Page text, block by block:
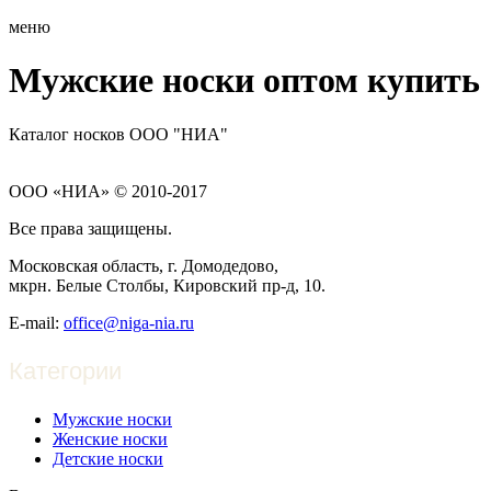
меню
Мужские носки оптом купить
Каталог носков ООО "НИА"
ООО «НИА» © 2010-2017
Все права защищены.
Московская область, г. Домодедово,
мкрн. Белые Столбы, Кировский пр-д, 10.
E-mail: office@niga-nia.ru
Категории
Мужские носки
Женские носки
Детские носки